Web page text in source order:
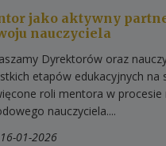
jako aktywny
nauczyciela
Dyrektorów oraz
etapów edukacyjnych na
roli mentora w procesie
nauczyciela....
16-01-2026